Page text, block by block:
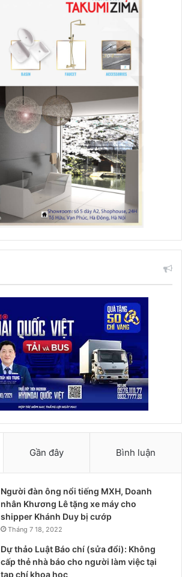
Gần đây Bình luận
Người đàn ông nổi tiếng MXH, Doanh
nhân Khương Lê tặng xe máy cho
shipper Khánh Duy bị cướp
Tháng 7 18, 2022
Dự thảo Luật Báo chí (sửa đổi): Không
cấp thẻ nhà báo cho người làm việc tại
tạp chí khoa học